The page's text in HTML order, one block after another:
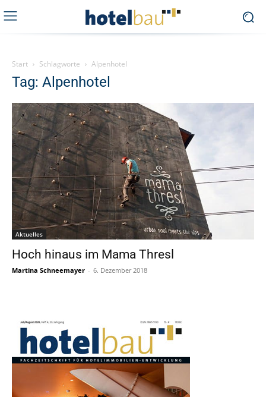
Start Schlagworte Alpenhotel
Tag: Alpenhotel
Aktuelles
Hoch hinaus im Mama Thresl
Martina Schneemayer - 6. Dezember 2018